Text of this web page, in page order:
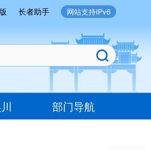
长者助手 网站支持IPv6
部门导航